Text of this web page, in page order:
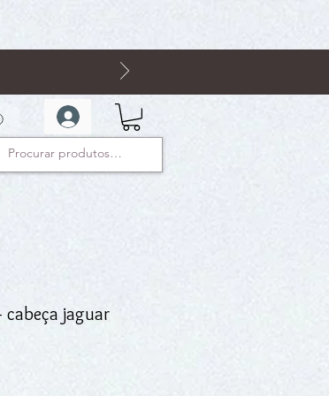
cabeça jaguar